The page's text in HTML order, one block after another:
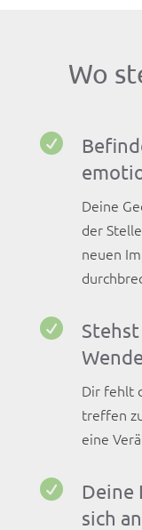
Wo

Deine
der
neuen

Dir fehlt
treffen
eine

Deine
sich